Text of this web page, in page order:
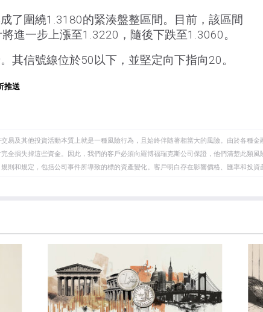
了圍繞1.3180的緊湊盤整區間。目前，該區間
進一步上漲至1.3220，隨後下跌至1.3060。
其信號線位於50以下，並堅定向下指向20。
推送
易及其他投資活動本質上就是一種風險行為，且始終伴隨著相當大的風險。由於各種金
全損失掉這些資金。因此，我們的客戶必須向羅博福瑞克斯公司保證，他們清楚此類風
則和規定，包括公司事件所導致的標的資產變化。客戶明白存在影響價格、匯率和投資